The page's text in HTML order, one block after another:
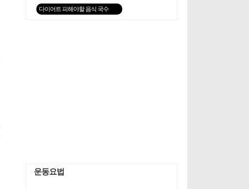
다이어트 피해야할 음식 국수
운동요법